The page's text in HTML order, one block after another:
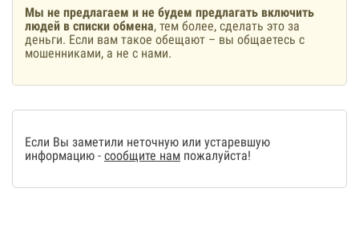
Мы не предлагаем и не будем предлагать включить
людей в списки обмена, тем более, сделать это за
деньги. Если вам такое обещают – вы общаетесь с
мошенниками, а не с нами.
Если Вы заметили неточную или устаревшую
информацию - сообщите нам пожалуйста!